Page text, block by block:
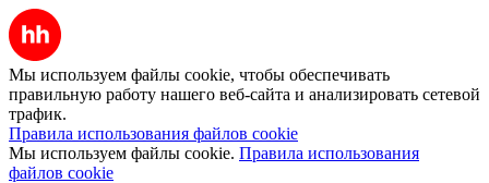
Мы используем файлы cookie, чтобы обеспечивать
правильную работу нашего веб-сайта и анализировать сетевой
трафик.
Правила использования файлов cookie
Мы используем файлы cookie. Правила использования
файлов cookie